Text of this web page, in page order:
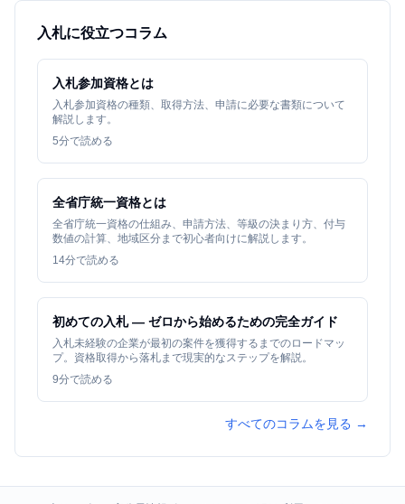
入札に役立つコラム
入札参加資格とは
入札参加資格の種類、取得方法、申請に必要な書類について
解説します。
5分で読める
全省庁統一資格とは
全省庁統一資格の仕組み、申請方法、等級の決まり方、付与
数値の計算、地域区分まで初心者向けに解説します。
14分で読める
初めての入札 — ゼロから始めるための完全ガイド
入札未経験の企業が最初の案件を獲得するまでのロードマッ
プ。資格取得から落札まで現実的なステップを解説。
9分で読める
すべてのコラムを見る →